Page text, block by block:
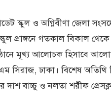
স্কুল ও অগ্নিবীণা জেলা
প্রাঙ্গনে গতকাল বিকাল
মূখ্য আলোচক হিসাবে
সিরাজ, ঢাকা। বিশেষ অতিথি
বাচ্চু ও নলতা শরীফ